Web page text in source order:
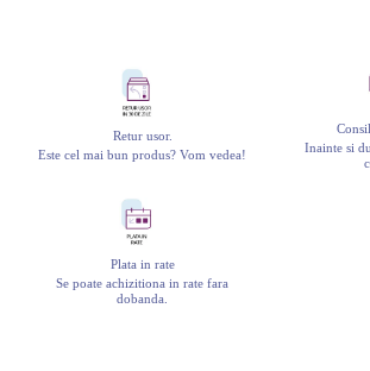
Retur usor.
Este cel mai bun produs? Vom vedea!
Inainte si
Plata in rate
Se poate achizitiona in rate fara
dobanda.